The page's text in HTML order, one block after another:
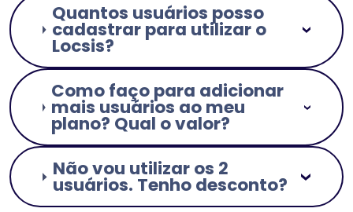
Quantos usuários posso
cadastrar para utilizar o
Locsis?
Como faço para adicionar
mais usuários ao meu
plano? Qual o valor?
Não vou utilizar os 2
usuários. Tenho desconto?